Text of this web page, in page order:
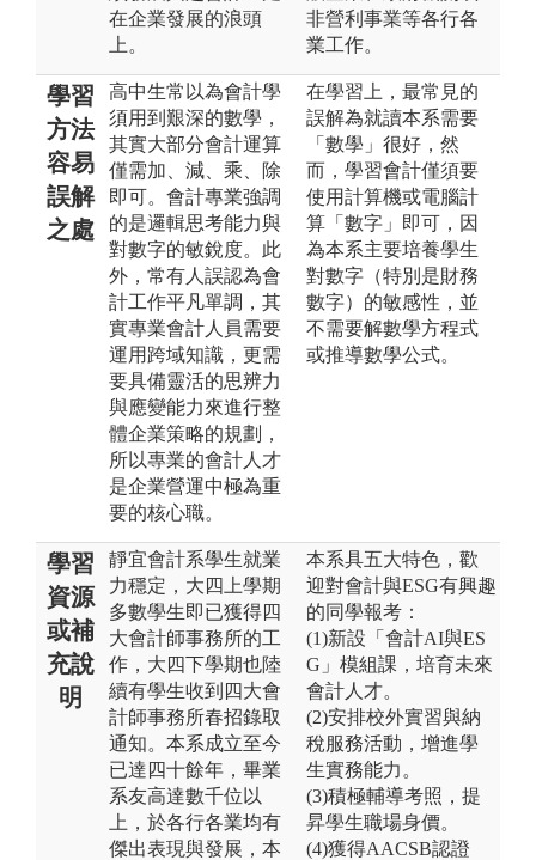
在企業發展的浪頭
上。
非營利事業等各行各
業工作。
學習
方法
容易
誤解
之處
高中生常以為會計學
須用到艱深的數學，
其實大部分會計運算
僅需加、減、乘、除
即可。會計專業強調
的是邏輯思考能力與
對數字的敏銳度。此
外，常有人誤認為會
計工作平凡單調，其
實專業會計人員需要
運用跨域知識，更需
要具備靈活的思辨力
與應變能力來進行整
體企業策略的規劃，
所以專業的會計人才
是企業營運中極為重
要的核心職。
在學習上，最常見的
誤解為就讀本系需要
「數學」很好，然
而，學習會計僅須要
使用計算機或電腦計
算「數字」即可，因
為本系主要培養學生
對數字（特別是財務
數字）的敏感性，並
不需要解數學方程式
或推導數學公式。
學習
資源
或補
充說
明
靜宜會計系學生就業
力穩定，大四上學期
多數學生即已獲得四
大會計師事務所的工
作，大四下學期也陸
續有學生收到四大會
計師事務所春招錄取
通知。本系成立至今
已達四十餘年，畢業
系友高達數千位以
上，於各行各業均有
傑出表現與發展，本
本系具五大特色，歡
迎對會計與ESG有興趣
的同學報考：
(1)新設「會計AI與ES
G」模組課，培育未來
會計人才。
(2)安排校外實習與納
稅服務活動，增進學
生實務能力。
(3)積極輔導考照，提
昇學生職場身價。
(4)獲得AACSB認證